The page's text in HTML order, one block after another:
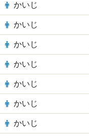
かいじ
かいじ
かいじ
かいじ
かいじ
かいじ
かいじ